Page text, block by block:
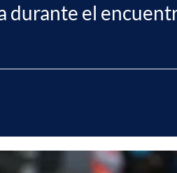
durante el